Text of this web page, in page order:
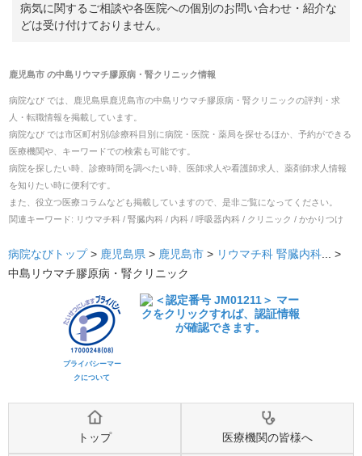
病気に関するご相談や各医院への個別のお問い合わせ・紹介な
どは受け付けておりません。
鹿児島市の中島リウマチ膠原病・腎クリニック情報
病院なび では、 鹿児島県鹿児島市の中島リウマチ膠原病・腎クリニックの評判・求
人・転職情報を掲載しています。
病院なび では市区町村別/診療科目別に病院・医院・薬局を探せるほか、予約ができる
医療機関や、キーワードでの検索も可能です。
病院を探したい時、診療時間を調べたい時、医師求人や看護師求人、薬剤師求人情報
を知りたい時に便利です。
また、役立つ医療コラムなども掲載していますので、是非ご覧になってください。
関連キーワード: リウマチ科 / 腎臓内科 / 内科 / 呼吸器内科 / クリニック / かかりつけ
病院なびトップ> 鹿児島県 > 鹿児島市 > リウマチ科 腎臓内科 ... >
中島リウマチ膠原病・腎クリニック
プライバシーマー
クについて
トップ 医療機関の皆様へ